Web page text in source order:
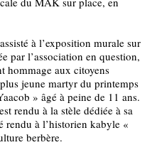
à l’exposition murale sur
par l’association en question,
hommage aux citoyens
jeune martyr du printemps
» âgé à peine de 11 ans.
rendu à la stèle dédiée à sa
rendu à l’historien kabyle «
berbère.